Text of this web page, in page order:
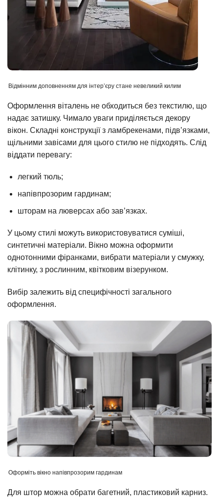
Відмінним доповненням для інтер’єру стане невеликий килим
Оформлення віталень не обходиться без текстилю, що
надає затишку. Чимало уваги приділяється декору
вікон. Складні конструкції з ламбрекенами, підв’язками,
щільними завісами для цього стилю не підходять. Слід
віддати перевагу:
легкий тюль;
напівпрозорим гардинам;
шторам на люверсах або зав’язках.
У цьому стилі можуть використовуватися суміші,
синтетичні матеріали. Вікно можна оформити
однотонними фіранками, вибрати матеріали у смужку,
клітинку, з рослинним, квітковим візерунком.
Вибір залежить від специфічності загального
оформлення.
Оформіть вікно напівпрозорим гардинам
Для штор можна обрати багетний, пластиковий карниз.